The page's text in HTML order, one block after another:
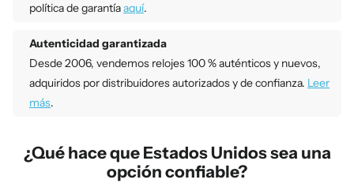
política de garantíaaquí.
Autenticidad garantizada
Desde 2006, vendemos relojes 100 % auténticos y nuevos,
adquiridos por distribuidores autorizados y de confianza. Leer
más.
¿Qué hace que Estados Unidos sea una
opción confiable?